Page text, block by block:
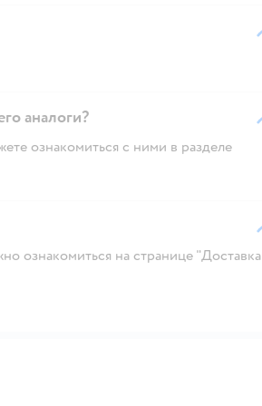
аналоги?
ознакомиться с ними в разделе
ознакомиться на странице "Доставка